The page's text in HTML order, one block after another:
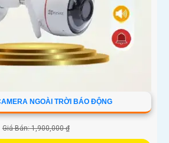
NGOÀI TRỜI BÁO ĐỘNG
Giá Bán: 1,900,000 ₫